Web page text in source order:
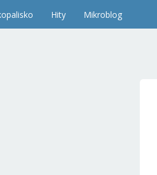
Hity Mikroblog